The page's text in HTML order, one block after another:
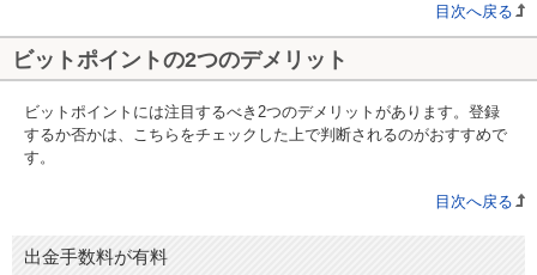
目次へ戻る
ビットポイントの2つのデメリット
ビットポイントには注目するべき2つのデメリットがあります。登録
するか否かは、こちらをチェックした上で判断されるのがおすすめで
す。
目次へ戻る
出金手数料が有料